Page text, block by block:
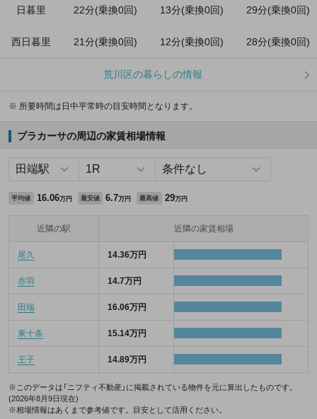
日暮里 22分(乗換0回) 13分(乗換0回) 29分(乗換0回)
西日暮里 21分(乗換0回) 12分(乗換0回) 28分(乗換0回)
荒川区の暮らしの情報
※ 所要時間は日中平常時の目安時間となります。
プラカーサの周辺の家賃相場情報
平均値 16.06万円 最安値 6.7万円 最高値 29万円
近隣の駅 近隣の家賃相場
尾久 14.36万円
赤羽 14.7万円
田端 16.06万円
東十条 15.14万円
王子 14.89万円
※このデータは「ニフティ不動産」に掲載されている物件を元に算出したものです。
(2026年8月9日現在)
※相場情報はあくまで参考値です。目安として活用ください。